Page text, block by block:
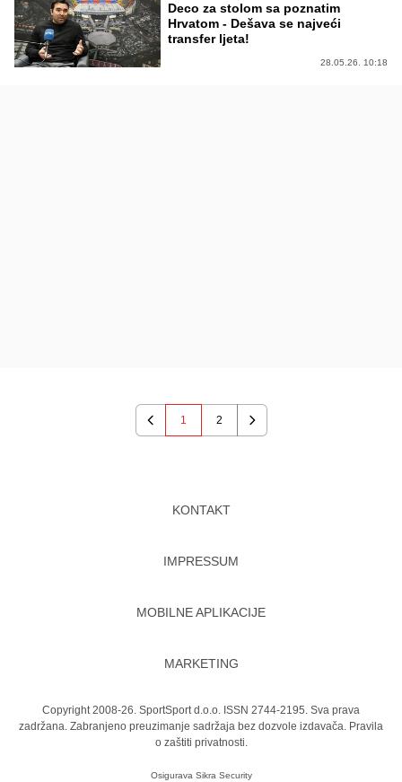
Deco za stolom sa poznatim
Hrvatom - Dešava se najveći
transfer ljeta!
28.05.26. 10:18
Previous
1 2
Next
KONTAKT
IMPRESSUM
MOBILNE APLIKACIJE
MARKETING
Copyright 2008-26. SportSport d.o.o. ISSN 2744-2195. Sva prava
zadržana. Zabranjeno preuzimanje sadržaja bez dozvole izdavača. Pravila
o zaštiti privatnosti.
Osigurava Sikra Security